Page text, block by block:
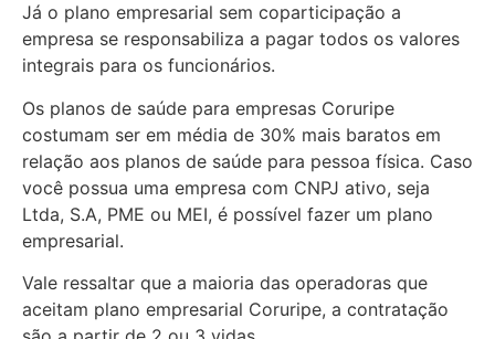
Já o plano empresarial sem coparticipação a
empresa se responsabiliza a pagar todos os valores
integrais para os funcionários.
Os planos de saúde para empresas Coruripe
costumam ser em média de 30% mais baratos em
relação aos planos de saúde para pessoa física. Caso
você possua uma empresa com CNPJ ativo, seja
Ltda, S.A, PME ou MEI, é possível fazer um plano
empresarial.
Vale ressaltar que a maioria das operadoras que
aceitam plano empresarial Coruripe, a contratação